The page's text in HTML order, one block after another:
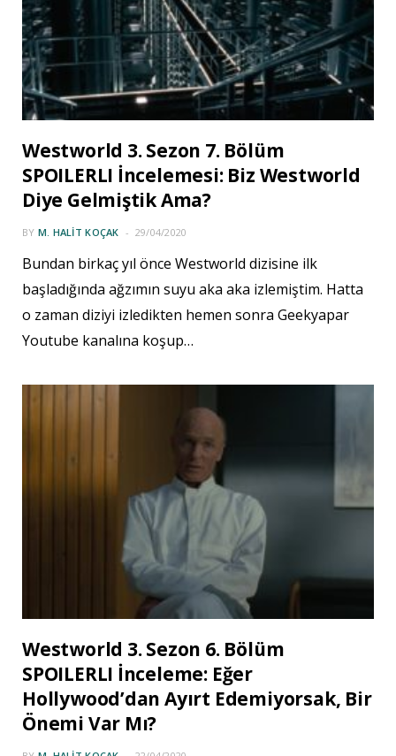
Westworld 3. Sezon 7. Bölüm
SPOILERLI İncelemesi: Biz Westworld
Diye Gelmiştik Ama?
BY M. HALIT KOÇAK 29/04/2020
Bundan birkaç yıl önce Westworld dizisine ilk
başladığında ağzımın suyu aka aka izlemiştim. Hatta
o zaman diziyi izledikten hemen sonra Geekyapar
Youtube kanalına koşup…
Westworld 3. Sezon 6. Bölüm
SPOILERLI İnceleme: Eğer
Hollywood’dan Ayırt Edemiyorsak, Bir
Önemi Var Mı?